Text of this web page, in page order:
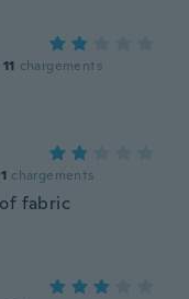
11 chargements
1 chargements
fabric